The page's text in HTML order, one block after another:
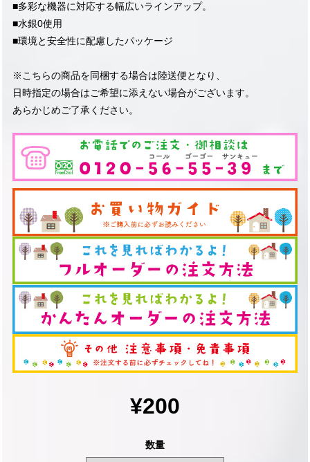
■多彩な機器に対応する幅広いラインアップ。
■水銀0使用
■環境と安全性に配慮したパッケージ
※こちらの商品を同梱する場合は陸送便となり、
日時指定の場合はご希望に添えない場合がございます。
あらかじめご了承ください。
¥200
数量